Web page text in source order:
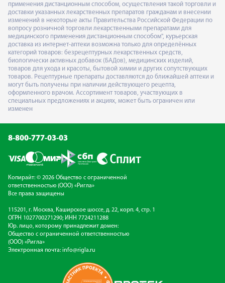
применения дистанционным способом, осуществления такой торговли и
доставки указанных лекарственных препаратов гражданам и внесении
изменений в некоторые акты Правительства Российской Федерации по
вопросу розничной торговли лекарственными препаратами для
медицинского применения дистанционным способом", курьерская
доставка из интернет-аптеки возможна только для определённых
категорий товаров: безрецептурных лекарственных средств,
биологически активных добавок (БАДов), медицинских изделий,
товаров для ухода и красоты, бытовой химии и других сопутствующих
товаров. Рецептурные препараты доставляются до ближайшей аптеки и
могут быть получены при наличии действующего рецепта,
оформленного врачом. Ассортимент товаров, участвующих в
специальных предложениях и акциях, может быть ограничен или
изменен
8-800-777-03-03
Копирайт: © 2026 Общество с ограниченной
ответственностью (ООО) «Ригла»
Все права защищены
115201, г. Москва, Каширское шоссе, д. 22, корп. 4, стр. 1
ОГРН 1027700271290; ИНН 7724211288
Юр. лицо, которому принадлежит домен:
Общество с ограниченной ответственностью
(ООО) «Ригла»
Электронная почта: info@rigla.ru